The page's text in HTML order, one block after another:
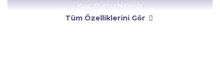
Koç Burcu Niteliği
Tüm Özelliklerini Gör